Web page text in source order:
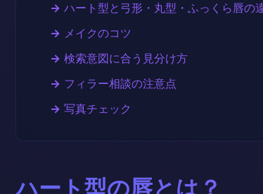
ハート型と弓形・丸型・ふっくら唇の
メイクのコツ
検索意図に合う見分け方
フィラー相談の注意点
写真チェック
ハート型の唇とは？